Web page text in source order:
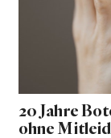
20 Jahre
ohne Mitleid